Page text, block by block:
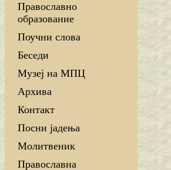
Православно
образование
Поучни слова
Беседи
Музеј на МПЦ
Архива
Контакт
Посни јадења
Молитвеник
Православна